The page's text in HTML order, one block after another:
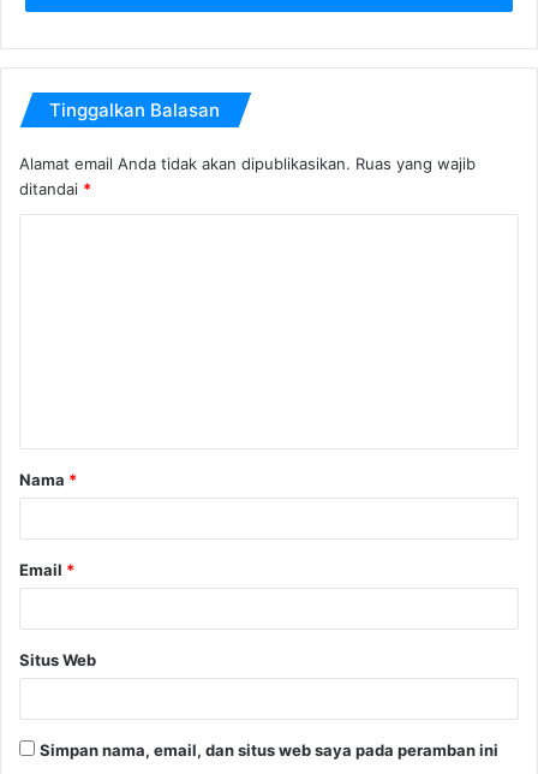
Tinggalkan Balasan
Alamat email Anda tidak akan dipublikasikan. Ruas yang wajib
ditandai *
a
r
Nama *
Email *
Situs Web
Simpan nama, email, dan situs web saya pada peramban ini